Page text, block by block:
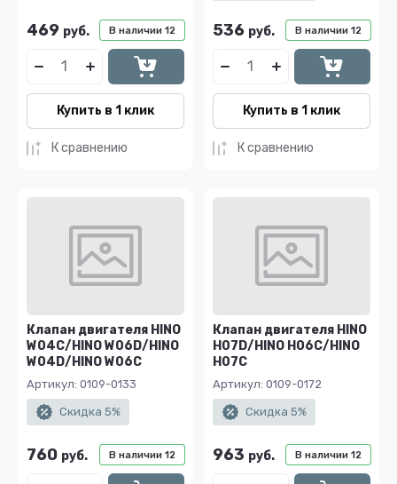
В наличии 12
469 руб.
Купить в 1 клик
К сравнению
В наличии 12
536 руб.
Купить в 1 клик
К сравнению
Клапан двигателя HINO
W04C/HINO W06D/HINO
W04D/HINO W06C
Артикул: 0109-0133
Скидка 5%
В наличии 12
760 руб.
Клапан двигателя HINO
H07D/HINO H06C/HINO
H07C
Артикул: 0109-0172
Скидка 5%
В наличии 12
963 руб.